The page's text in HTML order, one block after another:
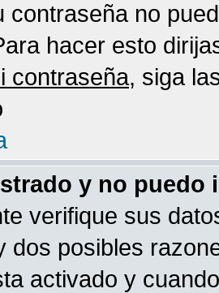
contraseña no
hacer esto
contraseña, siga
y no puedo
verifique sus
dos posibles
activado y